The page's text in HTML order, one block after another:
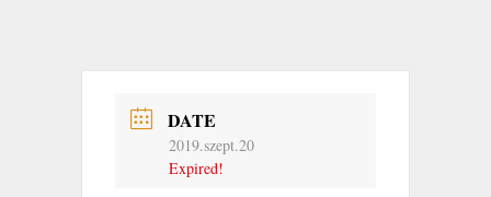
DATE
2019.szept.20
Expired!